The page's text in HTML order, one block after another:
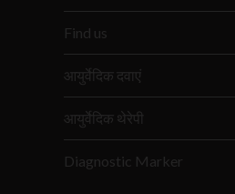
Find us
आयुर्वेदिक दवाएं
आयुर्वेदिक थेरेपी
Diagnostic Marker